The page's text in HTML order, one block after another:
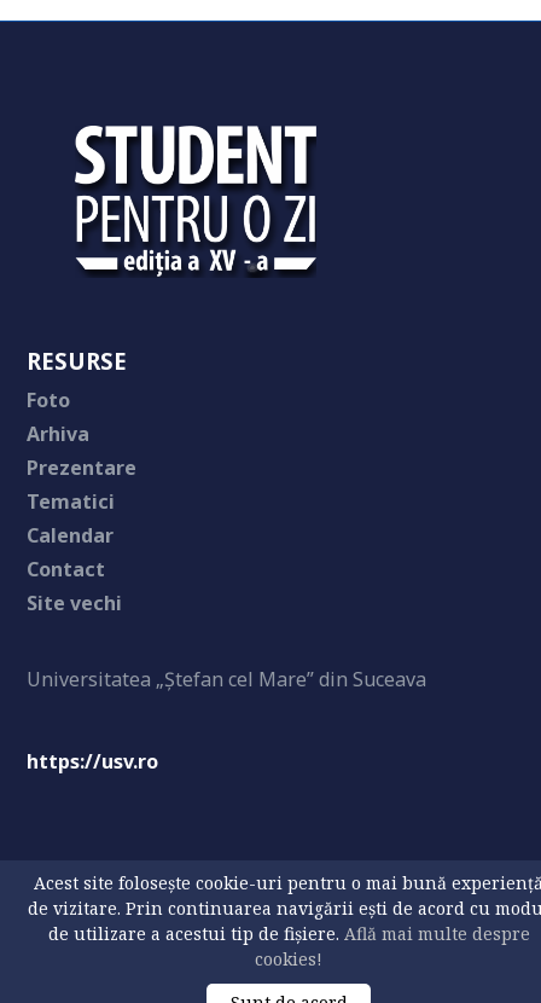
RESURSE
Foto
Arhiva
Prezentare
Tematici
Calendar
Contact
Site vechi
Universitatea „Ștefan cel Mare” din Suceava
https://usv.ro
Prelucrarea datelor cu caracter personal
Politica privind
fișierele tip cookie
Contact
© 2026 USV. All Rights Reserved
Acest site folosește cookie-uri pentru o mai bună
de vizitare. Prin continuarea navigării ești de acord cu
de utilizare a acestui tip de fișiere. Află mai multe despre
cookies!